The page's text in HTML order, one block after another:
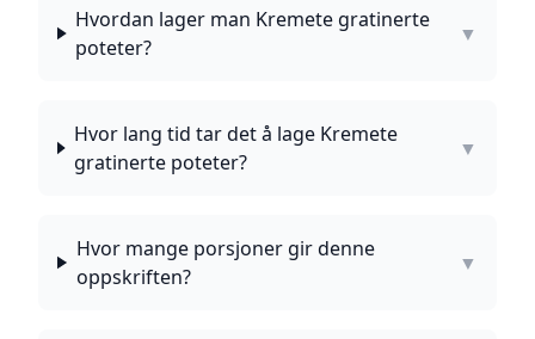
Hvordan lager man Kremete gratinerte
poteter?
▼
Hvor lang tid tar det å lage Kremete
gratinerte poteter?
▼
Hvor mange porsjoner gir denne
oppskriften?
▼